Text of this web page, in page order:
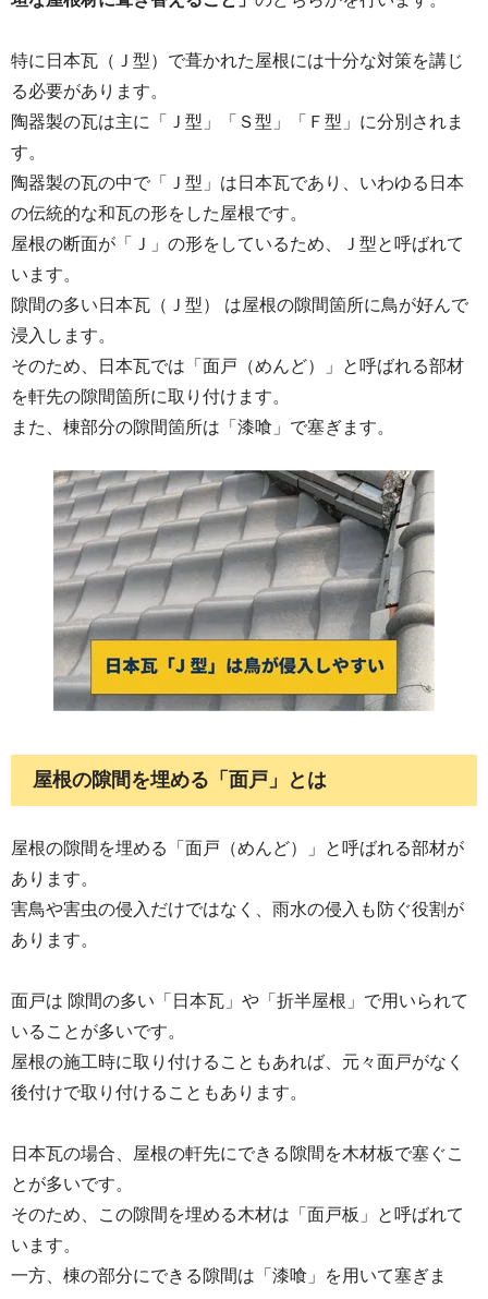
特に日本瓦（Ｊ型）で葺かれた屋根には十分な対策を講じ
る必要があります。
陶器製の瓦は主に「Ｊ型」「Ｓ型」「Ｆ型」に分別されま
す。
陶器製の瓦の中で「Ｊ型」は日本瓦であり、いわゆる日本
の伝統的な和瓦の形をした屋根です。
屋根の断面が「Ｊ」の形をしているため、Ｊ型と呼ばれて
います。
隙間の多い日本瓦（Ｊ型） は屋根の隙間箇所に鳥が好んで
浸入します。
そのため、日本瓦では「面戸（めんど）」と呼ばれる部材
を軒先の隙間箇所に取り付けます。
また、棟部分の隙間箇所は「漆喰」で塞ぎます。
屋根の隙間を埋める「面戸」とは
屋根の隙間を埋める「面戸（めんど）」と呼ばれる部材が
あります。
害鳥や害虫の侵入だけではなく、雨水の侵入も防ぐ役割が
あります。
面戸は 隙間の多い「日本瓦」や「折半屋根」で用いられて
いることが多いです。
屋根の施工時に取り付けることもあれば、元々面戸がなく
後付けで取り付けることもあります。
日本瓦の場合、屋根の軒先にできる隙間を木材板で塞ぐこ
とが多いです。
そのため、この隙間を埋める木材は「面戸板」と呼ばれて
います。
一方、棟の部分にできる隙間は「漆喰」を用いて塞ぎま